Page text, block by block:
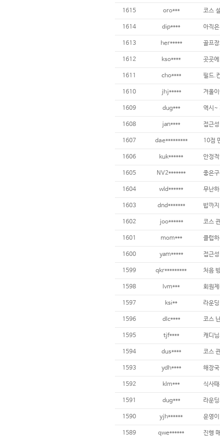
1615 oro***
1614 dip**** 아직
1613 her*****
1612 kso****
1611 cho****
1610 jhj***** 겨울
1609 dug***
1608 jan****
1607 dae********* 10점
1606 kuk****** 안정
1605 NV2******* 좋은
1604 wld****** 무난
1603 dnd******* 밥까
1602 joo******
1601 mom***
1600 yam*****
1599 qkr********* 처음
1598 lvm***
1597 ksi**
1596 dlc****
1595 tjf**** 캐디
1594 dus**** 코스
1593 ydh**** 해장
1592 klm***
1591 dug***
1590 yjh******
1589 qwe******